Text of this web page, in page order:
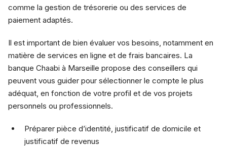
comme la gestion de trésorerie ou des services de
paiement adaptés.
Il est important de bien évaluer vos besoins, notamment en
matière de services en ligne et de frais bancaires. La
banque Chaabi à Marseille propose des conseillers qui
peuvent vous guider pour sélectionner le compte le plus
adéquat, en fonction de votre profil et de vos projets
personnels ou professionnels.
Préparer pièce d’identité, justificatif de domicile et
justificatif de revenus